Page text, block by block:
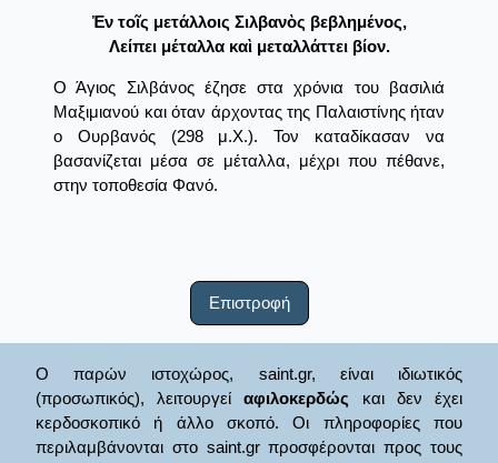
Ἐν τοῖς μετάλλοις Σιλβανὸς βεβλημένος,
Λείπει μέταλλα καὶ μεταλλάττει βίον.
Ο Άγιος Σιλβάνος έζησε στα χρόνια του βασιλιά
Μαξιμιανού και όταν άρχοντας της Παλαιστίνης ήταν
ο Ουρβανός (298 μ.Χ.). Τον καταδίκασαν να
βασανίζεται μέσα σε μέταλλα, μέχρι που πέθανε,
στην τοποθεσία Φανό.
Επιστροφή
Ο παρών ιστοχώρος, saint.gr, είναι ιδιωτικός
(προσωπικός), λειτουργείαφιλοκερδώς και δεν έχει
κερδοσκοπικό ή άλλο σκοπό. Οι πληροφορίες που
περιλαμβάνονται στο saint.gr προσφέρονται προς τους